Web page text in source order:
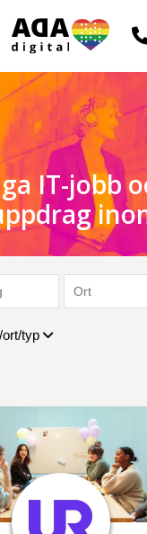
IT-jobb
ort/typ